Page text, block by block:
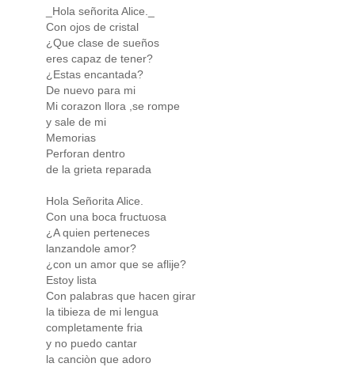
_Hola señorita Alice._
Con ojos de cristal
¿Que clase de sueños
eres capaz de tener?
¿Estas encantada?
De nuevo para mi
Mi corazon llora ,se rompe
y sale de mi
Memorias
Perforan dentro
de la grieta reparada
Hola Señorita Alice.
Con una boca fructuosa
¿A quien perteneces
lanzandole amor?
¿con un amor que se aflije?
Estoy lista
Con palabras que hacen girar
la tibieza de mi lengua
completamente fria
y no puedo cantar
la canciòn que adoro